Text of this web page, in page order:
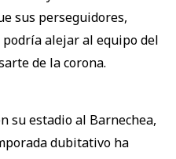
sus perseguidores,
alejar al equipo del
de la corona.
su estadio al Barnechea,
dubitativo ha